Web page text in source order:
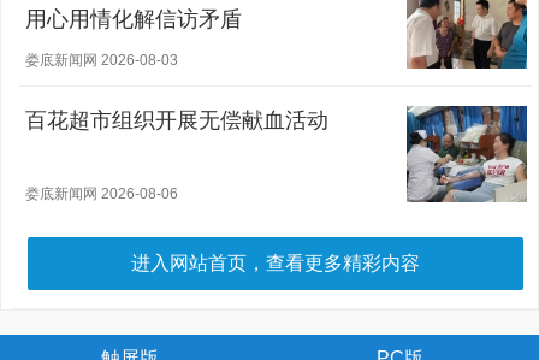
用心用情化解信访矛盾
娄底新闻网 2026-08-03
百花超市组织开展无偿献血活动
娄底新闻网 2026-08-06
进入网站首页，查看更多精彩内容